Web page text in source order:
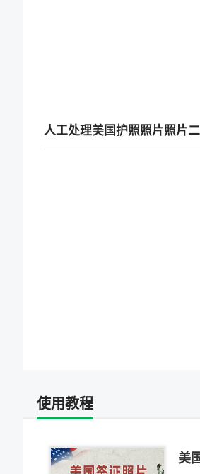
人工处理美国护照照片照片
使用教程
美